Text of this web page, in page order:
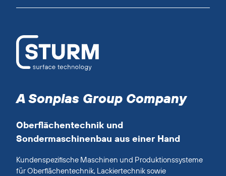
A Sonplas Group Company
Oberflächentechnik und
Sondermaschinenbau aus einer Hand
Kundenspezifische Maschinen und Produktionssysteme
für Oberflächentechnik, Lackiertechnik sowie